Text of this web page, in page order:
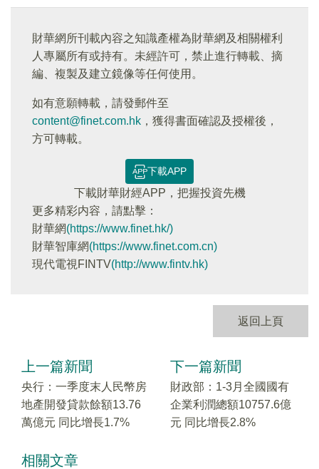
財華網所刊載內容之知識產權為財華網及相關權利
人專屬所有或持有。未經許可，禁止進行轉載、摘
編、複製及建立鏡像等任何使用。
如有意願轉載，請發郵件至
content@finet.com.hk ，獲得書面確認及授權後，
方可轉載。
下載APP
下載財華財經APP，把握投資先機
更多精彩内容，請點擊：
財華網(https://www.finet.hk/)
財華智庫網(https://www.finet.com.cn)
現代電視FINTV(http://www.fintv.hk)
返回上頁
上一篇新聞
央行：一季度末人民幣房
地產開發貸款餘額13.76
萬億元 同比增長1.7%
下一篇新聞
財政部：1-3月全國國有
企業利潤總額10757.6億
元 同比增長2.8%
相關文章